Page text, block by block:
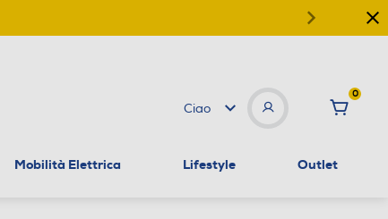
Ciao
0
Mobilità Elettrica Lifestyle Outlet